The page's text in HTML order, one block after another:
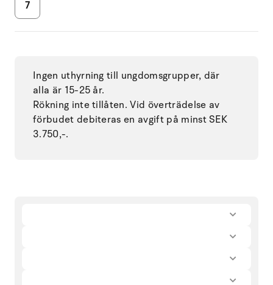
7
Ingen uthyrning till ungdomsgrupper, där
alla är 15-25 år.
Rökning inte tillåten. Vid överträdelse av
förbudet debiteras en avgift på minst SEK
3.750,-.